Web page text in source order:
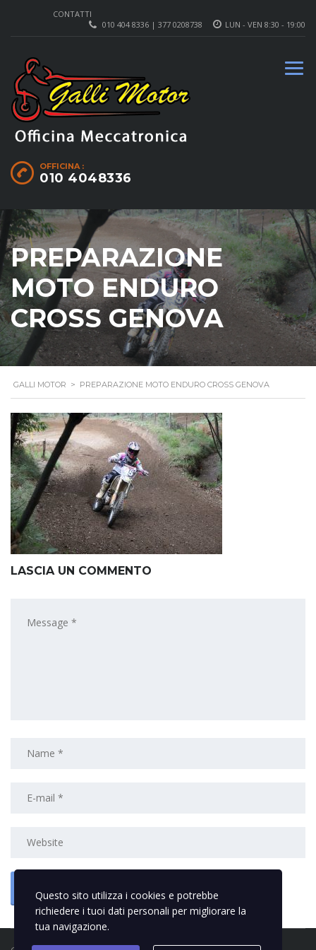
CONTATTI
LUN - VEN 8:30 - 19:00
010 404 8336 | 377 0208738
OFFICINA :
010 4048336
PREPARAZIONE
MOTO ENDURO
CROSS GENOVA
GALLI MOTOR > PREPARAZIONE MOTO ENDURO CROSS GENOVA
LASCIA UN COMMENTO
Questo sito utilizza i cookies e potrebbe
richiedere i tuoi dati personali per migliorare la
tua navigazione.